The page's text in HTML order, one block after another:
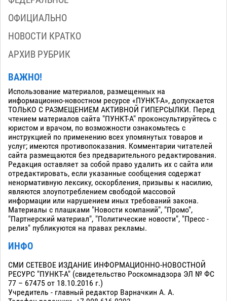
ОФИЦИАЛЬНО
НОВОСТИ КРАТКО
АРХИВ РУБРИК
ВАЖНО!
Использование материалов, размещенных на
информационно-новостном ресурсе «ПУНКТ-А», допускается
ТОЛЬКО С РАЗМЕЩЕНИЕМ АКТИВНОЙ ГИПЕРСЫЛКИ. Перед
чтением материалов сайта "ПУНКТ-А" проконсультируйтесь с
юристом и врачом, по возможности ознакомьтесь с
инструкцией по применению всех упомянутых товаров и
услуг; имеются противопоказания. Комментарии читателей
сайта размещаются без предварительного редактирования.
Редакция оставляет за собой право удалить их с сайта или
отредактировать, если указанные сообщения содержат
ненормативную лексику, оскорбления, призывы к насилию,
являются злоупотреблением свободой массовой
информации или нарушением иных требований закона.
Материалы с плашками "Новости компаний", "Промо",
"Партнерский материал", "Политические новости", "Пресс -
релиз" публикуются на правах рекламы.
ИНФО
СМИ СЕТЕВОЕ ИЗДАНИЕ ИНФОРМАЦИОННО-НОВОСТНОЙ
РЕСУРС "ПУНКТ-А" (свидетельство Роскомнадзора ЭЛ № ФС
77 – 67475 от 18.10.2016 г.)
Учредитель - главный редактор Варначкин А. А.